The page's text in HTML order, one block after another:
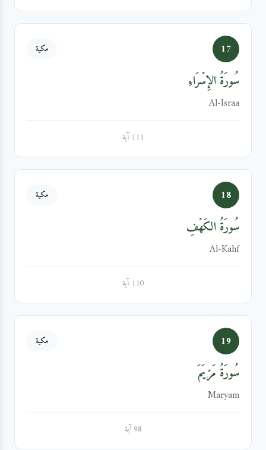
17 مكية
سُورَةُ الإِسۡرَاءِ
Al-Israa
111 آية
18 مكية
سُورَةُ الكَهۡفِ
Al-Kahf
110 آية
19 مكية
سُورَةُ مَرۡيَمَ
Maryam
98 آية